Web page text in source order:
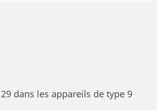
dans les appareils de type 9